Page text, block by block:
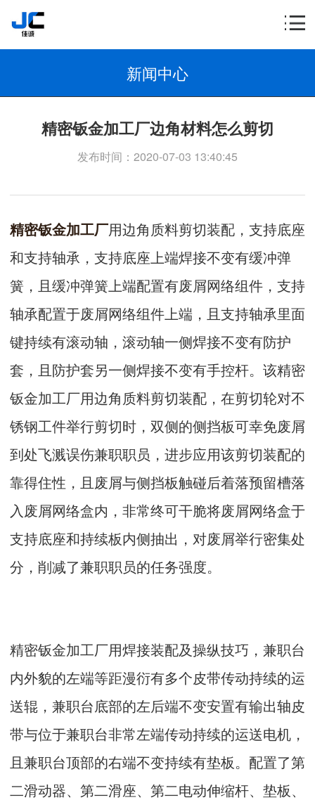
新闻中心
精密钣金加工厂边角材料怎么剪切
发布时间：2020-07-03 13:40:45
精密钣金加工厂用边角质料剪切装配，支持底座
和支持轴承，支持底座上端焊接不变有缓冲弹
簧，且缓冲弹簧上端配置有废屑网络组件，支持
轴承配置于废屑网络组件上端，且支持轴承里面
键持续有滚动轴，滚动轴一侧焊接不变有防护
套，且防护套另一侧焊接不变有手控杆。该精密
钣金加工厂用边角质料剪切装配，在剪切轮对不
锈钢工件举行剪切时，双侧的侧挡板可幸免废屑
到处飞溅误伤兼职职员，进步应用该剪切装配的
靠得住性，且废屑与侧挡板触碰后着落预留槽落
入废屑网络盒内，非常终可干脆将废屑网络盒于
支持底座和持续板内侧抽出，对废屑举行密集处
分，削减了兼职职员的任务强度。
精密钣金加工厂用焊接装配及操纵技巧，兼职台
内外貌的左端等距漫衍有多个皮带传动持续的运
送辊，兼职台底部的左后端不变安置有输出轴皮
带与位于兼职台非常左端传动持续的运送电机，
且兼职台顶部的右端不变持续有垫板。配置了第
二滑动器、第二滑座、第二电动伸缩杆、垫板、